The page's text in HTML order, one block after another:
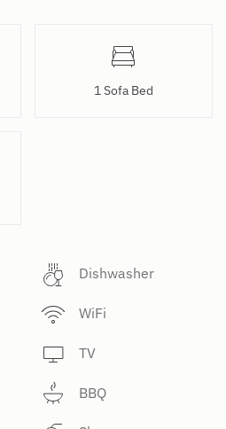
1 Sofa Bed
Dishwasher
WiFi
TV
BBQ